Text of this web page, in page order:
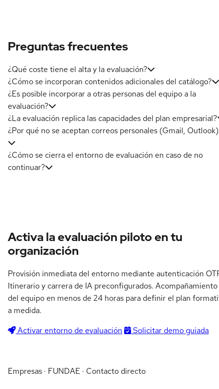
Preguntas frecuentes
¿Qué coste tiene el alta y la evaluación?
¿Cómo se incorporan contenidos adicionales del catálogo?
¿Es posible incorporar a otras personas del equipo a la
evaluación?
¿La evaluación replica las capacidades del plan empresarial?
¿Por qué no se aceptan correos personales (Gmail,
¿Cómo se cierra el entorno de evaluación en caso de no
continuar?
Activa la evaluación piloto en tu
organización
Provisión inmediata del entorno mediante autenticación
Itinerario y carrera de IA preconfigurados. Acompañamiento
del equipo en menos de 24 horas para definir el plan
a medida.
Activar entorno de evaluación
Solicitar demo guiada
Empresas · FUNDAE · Contacto directo